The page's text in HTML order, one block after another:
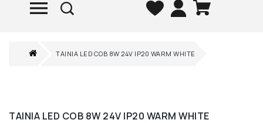
TAINIA LED COB 8W 24V IP20 WARM WHITE
TAINIA LED COB 8W 24V IP20 WARM WHITE